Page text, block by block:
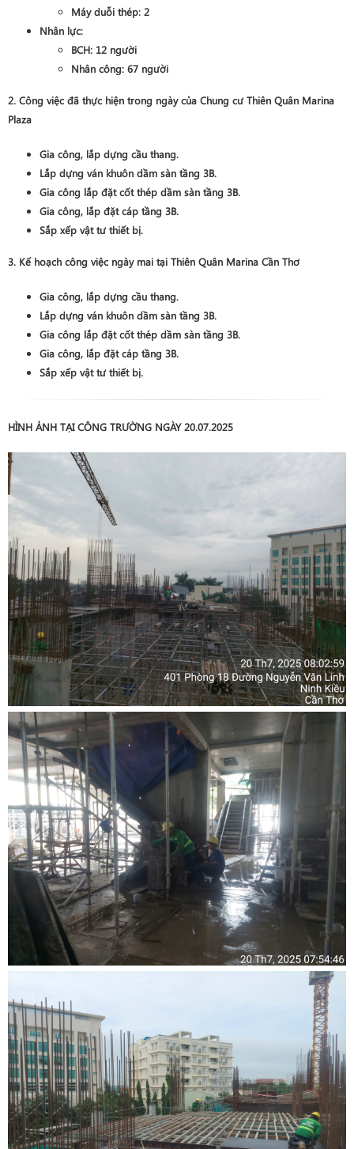
Máy duỗi thép: 2
Nhân lực:
BCH: 12 người
Nhân công: 67 người
2. Công việc đã thực hiện trong ngày của Chung cư Thiên Quân Marina
Plaza
Gia công, lắp dựng cầu thang.
Lắp dựng ván khuôn dầm sàn tầng 3B.
Gia công lắp đặt cốt thép dầm sàn tầng 3B.
Gia công, lắp đặt cáp tầng 3B.
Sắp xếp vật tư thiết bị.
3. Kế hoạch công việc ngày mai tại Thiên Quân Marina Cần Thơ
Gia công, lắp dựng cầu thang.
Lắp dựng ván khuôn dầm sàn tầng 3B.
Gia công lắp đặt cốt thép dầm sàn tầng 3B.
Gia công, lắp đặt cáp tầng 3B.
Sắp xếp vật tư thiết bị.
HÌNH ẢNH TẠI CÔNG TRƯỜNG NGÀY 20.07.2025